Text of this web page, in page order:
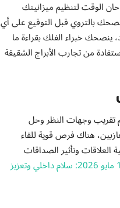
حان الوقت لتنظيم ميزانيتك
بالتروي قبل التوقيع على أي
ينصحك خبراء الفلك بقراءة ما
من تجارب الأبراج الشقيقة
تقريب وجهات النظر وحل
هناك فرص قوية للقاء
وتأثير الصداقات
برج السرطان اليوم الأحد 17 مايو 2026: سلام داخلي وتعزيز